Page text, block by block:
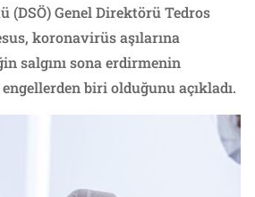
(DSÖ) Genel Direktörü Tedros
koronavirüs aşılarına
salgını sona erdirmenin
biri olduğunu açıkladı.